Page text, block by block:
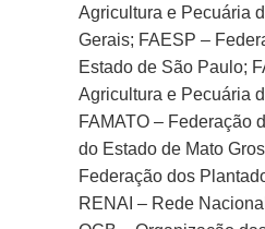
Agricultura e Pecuária
Gerais; FAESP –
Estado de São Paulo;
Agricultura e Pecuária
FAMATO – Federação
do Estado de Mato
Federação dos
RENAI – Rede